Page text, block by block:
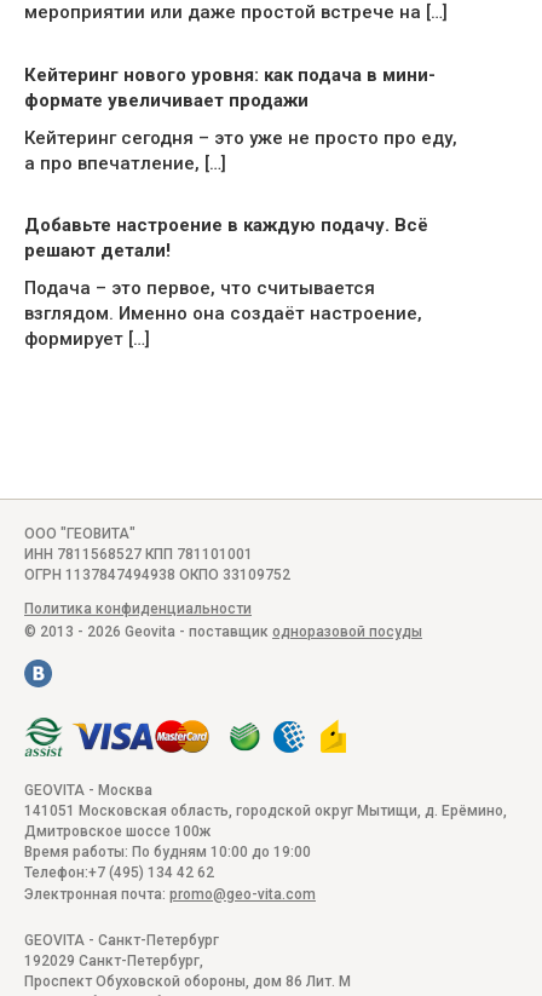
мероприятии или даже простой встрече на […]
Кейтеринг нового уровня: как подача в мини-
формате увеличивает продажи
Кейтеринг сегодня – это уже не просто про еду,
а про впечатление, […]
Добавьте настроение в каждую подачу. Всё
решают детали!
Подача – это первое, что считывается
взглядом. Именно она создаёт настроение,
формирует […]
ООО "ГЕОВИТА"
ИНН 7811568527 КПП 781101001
ОГРН 1137847494938 ОКПО 33109752
Политика конфиденциальности
© 2013 - 2026 Geovita - поставщик одноразовой посуды
GEOVITA - Москва
141051
Московская область, городской округ Мытищи, д. Ерёмино,
Дмитровское шоссе 100ж
Время работы: По будням 10:00 до 19:00
Телефон:+7 (495) 134 42 62
Электронная почта: promo@geo-vita.com
GEOVITA - Санкт-Петербург
192029 Санкт-Петербург,
Проспект Обуховской обороны, дом 86 Лит. М